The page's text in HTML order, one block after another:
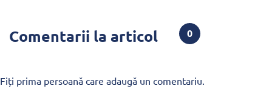
Comentarii la articol 0
Fiți prima persoană care adaugă un comentariu.